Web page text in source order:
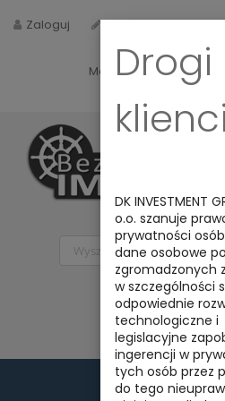
Zaloguj Zarejestruj
Masz jakieś pytania?
Drogi
DK INVESTMENT
o.o. szanuje
prywatności
dane osobowe
zgromadzonych
w szczególności
odpowiednie
technologiczne i
legislacyjne
ingerencji w
tych osób przez
do tego